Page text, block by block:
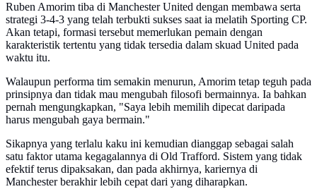
Ruben Amorim tiba di Manchester United dengan membawa serta
strategi 3-4-3 yang telah terbukti sukses saat ia melatih Sporting CP.
Akan tetapi, formasi tersebut memerlukan pemain dengan
karakteristik tertentu yang tidak tersedia dalam skuad United pada
waktu itu.
Walaupun performa tim semakin menurun, Amorim tetap teguh pada
prinsipnya dan tidak mau mengubah filosofi bermainnya. Ia bahkan
pernah mengungkapkan, "Saya lebih memilih dipecat daripada
harus mengubah gaya bermain."
Sikapnya yang terlalu kaku ini kemudian dianggap sebagai salah
satu faktor utama kegagalannya di Old Trafford. Sistem yang tidak
efektif terus dipaksakan, dan pada akhirnya, kariernya di
Manchester berakhir lebih cepat dari yang diharapkan.